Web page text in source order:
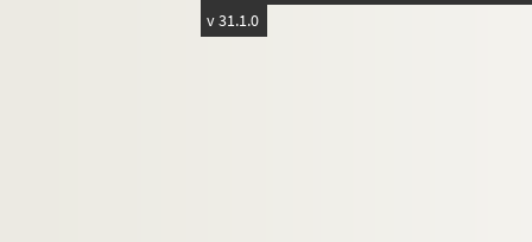
v 31.1.0